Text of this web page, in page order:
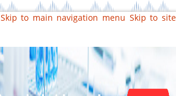
Skip to main navigation menu Skip to site